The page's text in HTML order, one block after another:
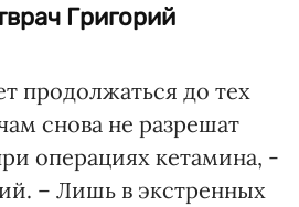
Григорий
продолжаться до тех
снова не разрешат
операциях кетамина, -
– Лишь в экстренных